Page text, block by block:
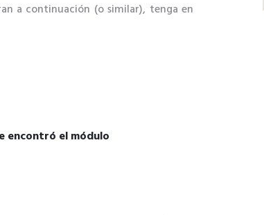
a continuación (o similar), tenga en
encontró el módulo